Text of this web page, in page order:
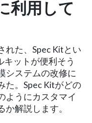
利用して
れた、Spec Kitとい
キットが便利そう
システムの改修に
た。Spec Kitがどの
ようにカスタマイ
解説します。